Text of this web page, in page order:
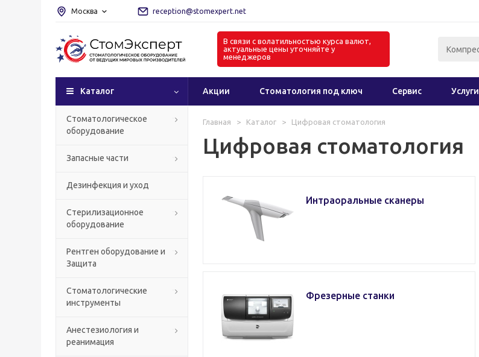
Москва reception@stomexpert.net
В связи с волатильностью курса валют,
актуальные цены уточняйте у
менеджеров
Каталог Акции Стоматология под ключ Сервис Услуги
Стоматологическое
оборудование
Запасные части
Дезинфекция и уход
Стерилизационное
оборудование
Рентген оборудование и
Защита
Стоматологические
инструменты
Анестезиология и
реанимация
Главная > Каталог > Цифровая стоматология
Цифровая стоматология
Интраоральные сканеры
Фрезерные станки